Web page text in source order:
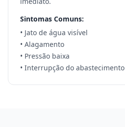
Sintomas Comuns:
• Jato de água visível
• Alagamento
• Pressão baixa
• Interrupção do abastecimento